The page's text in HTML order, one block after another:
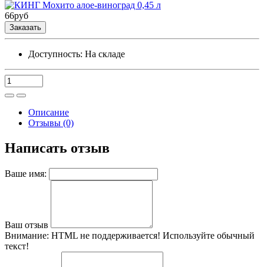
66руб
Заказать
Доступность: На складе
Описание
Отзывы (0)
Написать отзыв
Ваше имя:
Ваш отзыв
Внимание: HTML не поддерживается! Используйте обычный
текст!